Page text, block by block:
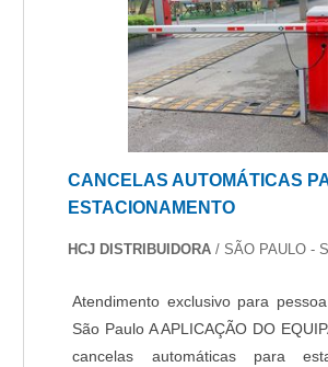
CANCELAS AUTOMÁTICAS
ESTACIONAMENTO
HCJ DISTRIBUIDORA / SÃO PAULO -
Atendimento exclusivo para
São Paulo A APLICAÇÃO DO
cancelas automáticas para